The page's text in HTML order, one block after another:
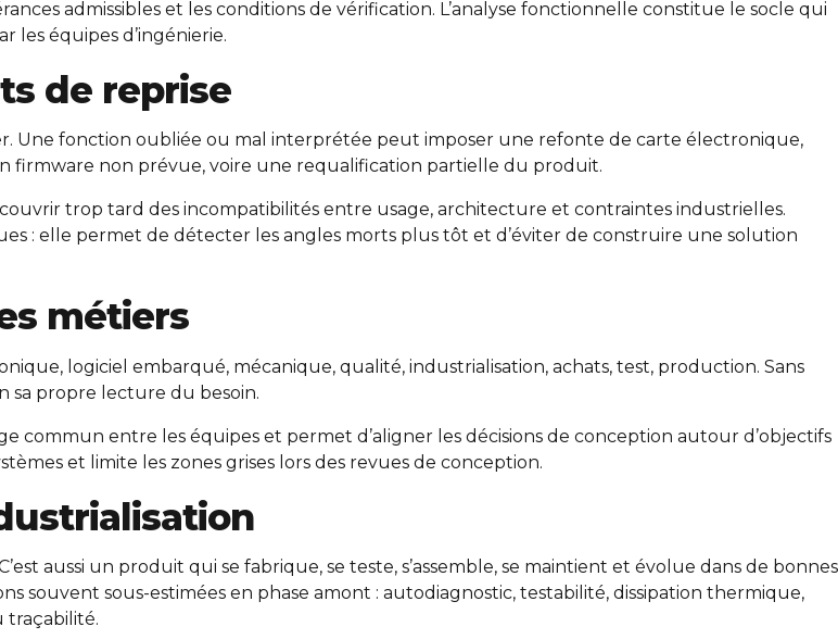
admissibles et les conditions de vérification. L’analyse fonctionnelle constitue le socle qui
les équipes d’ingénierie.
de reprise
Une fonction oubliée ou mal interprétée peut imposer une refonte de carte électronique,
firmware non prévue, voire une requalification partielle du produit.
trop tard des incompatibilités entre usage, architecture et contraintes industrielles.
: elle permet de détecter les angles morts plus tôt et d’éviter de construire une solution
métiers
logiciel embarqué, mécanique, qualité, industrialisation, achats, test, production. Sans
sa propre lecture du besoin.
commun entre les équipes et permet d’aligner les décisions de conception autour d’objectifs
et limite les zones grises lors des revues de conception.
aussi un produit qui se fabrique, se teste, s’assemble, se maintient et évolue dans de bonnes
souvent sous-estimées en phase amont : autodiagnostic, testabilité, dissipation thermique,
traçabilité.